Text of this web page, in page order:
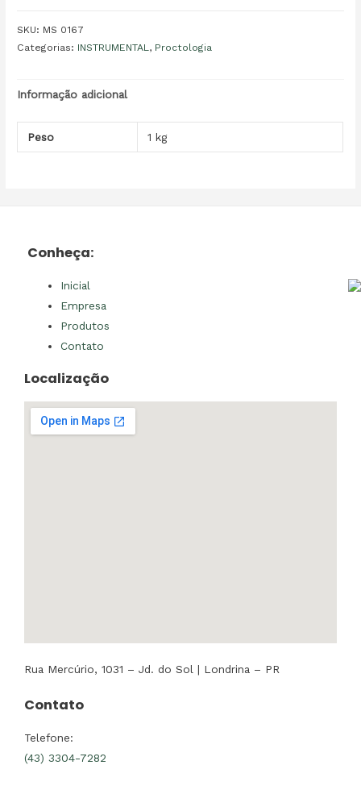
SKU: MS 0167
Categorias: INSTRUMENTAL, Proctologia
Informação adicional
Peso 1 kg
Conheça:
Inicial
Empresa
Produtos
Contato
Localização
Rua Mercúrio, 1031 – Jd. do Sol | Londrina – PR
Contato
Telefone:
(43) 3304-7282